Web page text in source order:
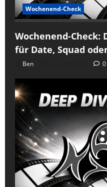
Wochenend-Check
Wochenend-Check:
für Date, Squad
Ben 0